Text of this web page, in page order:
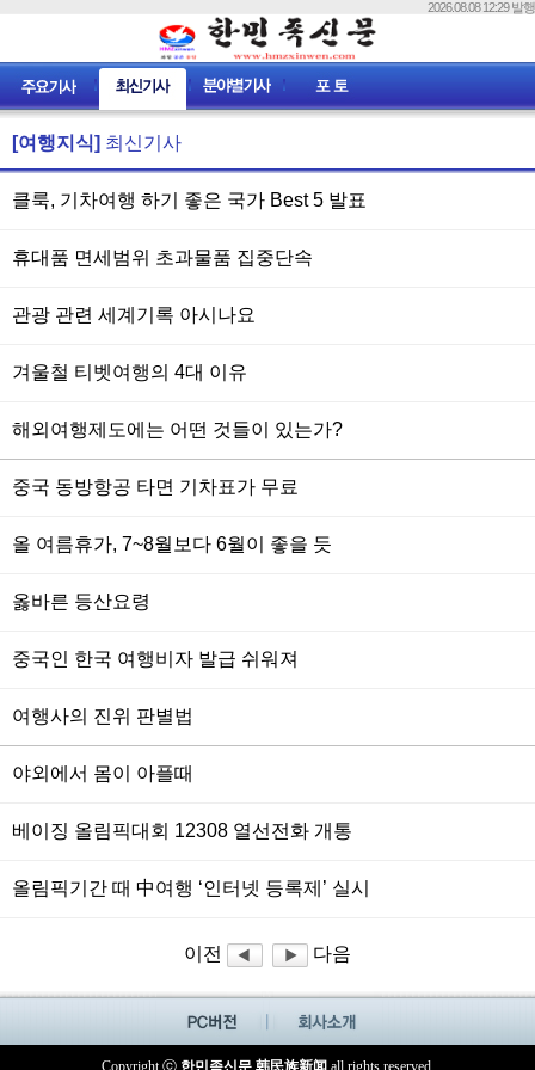
2026.08.08 12:29 발행
[여행지식] 최신기사
클룩, 기차여행 하기 좋은 국가 Best 5 발표
휴대품 면세범위 초과물품 집중단속
관광 관련 세계기록 아시나요
겨울철 티벳여행의 4대 이유
해외여행제도에는 어떤 것들이 있는가?
중국 동방항공 타면 기차표가 무료
올 여름휴가, 7~8월보다 6월이 좋을 듯
옳바른 등산요령
중국인 한국 여행비자 발급 쉬워져
여행사의 진위 판별법
야외에서 몸이 아플때
베이징 올림픽대회 12308 열선전화 개통
올림픽기간 때 中여행 ‘인터넷 등록제’ 실시
이전 다음
Copyright ⓒ 한민족신문 韩民族新闻 all rights reserved.